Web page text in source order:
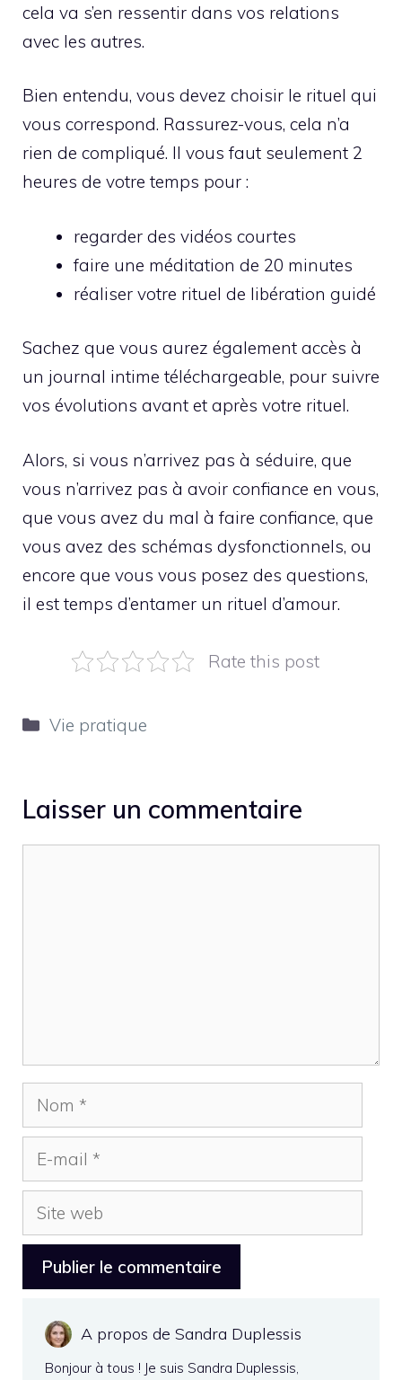
cela va s’en ressentir dans vos relations
avec les autres.
Bien entendu, vous devez choisir le rituel qui
vous correspond. Rassurez-vous, cela n’a
rien de compliqué. Il vous faut seulement 2
heures de votre temps pour :
regarder des vidéos courtes
faire une méditation de 20 minutes
réaliser votre rituel de libération guidé
Sachez que vous aurez également accès à
un journal intime téléchargeable, pour suivre
vos évolutions avant et après votre rituel.
Alors, si vous n’arrivez pas à séduire, que
vous n’arrivez pas à avoir confiance en vous,
que vous avez du mal à faire confiance, que
vous avez des schémas dysfonctionnels, ou
encore que vous vous posez des questions,
il est temps d’entamer un rituel d’amour.
Rate this post
Catégories
Vie pratique
Laisser un commentaire
Nom
mail
Site
web
A propos de Sandra Duplessis
Bonjour à tous ! Je suis Sandra Duplessis,